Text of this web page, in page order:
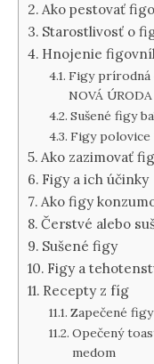
Ako pestovať
Starostlivosť o
Hnojenie
Figy prírodná
NOVÁ
Sušené figy
Figy polovice
Ako zazimovať
Figy a ich účinky
Ako figy
Čerstvé alebo
Sušené figy
Figy a
Recepty z fíg
Zapečené
Opečený
medom